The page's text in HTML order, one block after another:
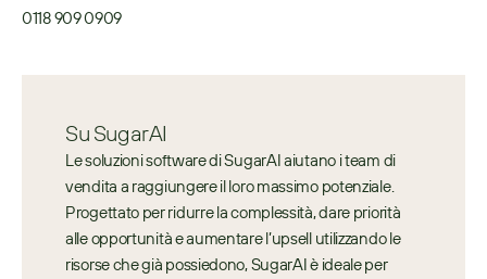
0118 909 0909
Su SugarAI
Le soluzioni software di SugarAI aiutano i team di
vendita a raggiungere il loro massimo potenziale.
Progettato per ridurre la complessità, dare priorità
alle opportunità e aumentare l’upsell utilizzando le
risorse che già possiedono, SugarAI è ideale per